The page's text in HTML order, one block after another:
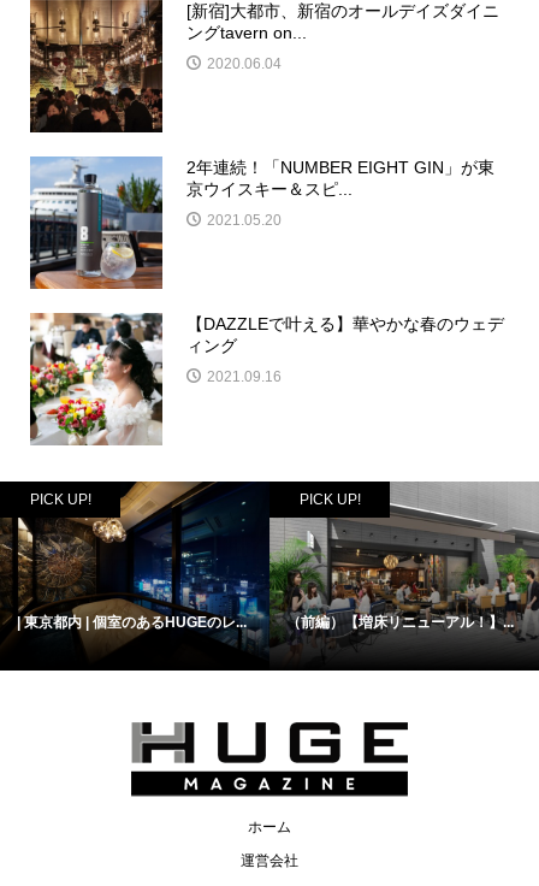
[新宿]大都市、新宿のオールデイズダイニ
ングtavern on...
2020.06.04
2年連続！「NUMBER EIGHT GIN」が東
京ウイスキー＆スピ...
2021.05.20
【DAZZLEで叶える】華やかな春のウェデ
ィング
2021.09.16
PICK UP!
| 東京都内 | 個室のあるHUGEのレ...
PICK UP!
（前編）【増床リニューアル！】...
ホーム
運営会社